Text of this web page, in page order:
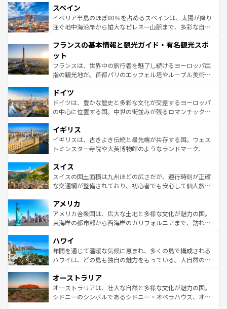
ろん、トスカーナの美しい田園風景やアマルフィ海岸の絶
景など、自然景観も見逃せない。観光の合間には、本場の
ピザやパスタなど、絶品のイタリア料理を堪能することも
ませてくれるイタリアで、忘れられない旅をしてみよう！
なお、新着のイタリア情報は
しい。
スペイン
イベリア半島のほぼ80％を占めるスペインは、太陽が降り
注ぐ地中海沿岸から雄大なピレネー山脈まで、多彩な自然
文化が根付くこの国では、情熱的なフラメンコ、熱気あふ
れる闘牛、そして美味しいタパスが生活の一部となってい
る。首都マドリードの洗練された雰囲気や、バルセロナの
アートに溢れた街角から、地方では古代ローマ遺跡や中世
せる。地方によって風土や気候が異なるスペインはその個
性で訪れる人を魅了する。 なお、新着のスペイン情報は コ
ンテンツ一覧を参照してほしい。
フランスの基本情報と観光ガイド・有名観光スポ
ット
フランスは、世界中の旅行者を魅了し続けるヨーロッパ屈
指の観光地だ。首都パリのエッフェル塔やルーブル美術館
で、幅広い魅力が詰まっている。華麗な宮殿、歴史的な大
聖堂、美しいビーチ、そして豊かな自然が、訪れる者を心
から魅了する。また、フランスは美食の国としても知ら
いる。シャンパンの発祥地であるランス、プロヴァンスの
香り高いラベンダー畑など、多彩な楽しみ方が可能だ。さ
らに、パリ以外の地域にも魅力が溢れており、どの街角に
れる地方に足を運ぶとそれぞれで全く異なる文化を体験で
きるだろう。 なお、新着のフランス情報はコンテンツ一覧
を参照してほしい。
ドイツ
ドイツは、豊かな歴史と多彩な文化が交差するヨーロッパ
の中心に位置する国。中世の街並みが残るロマンチック街
顔を持つこの国は、どこを歩いても飽きることがない。ベ
ルリンの文化的活気、バイエルン州のアルプスの絶景、そ
してライン川沿いのワイン畑といった風景は必見。ビール
は、お酒好きな人にはぜひ体験してほしい。 なお、新着の
ドイツ情報はコンテンツ一覧を参照してほしい。
イギリス
イギリスは、古きよき伝統と最先端が共存する国。ウェス
トミンスター寺院や大英博物館のようなランドマーク、歴
リアごとに異なる魅力がある。また、優雅なアフタヌーン
ティー、ビール好きにはたまらない英国パブ、サッカー観
戦など、本場だからこそできる体験も豊富。イギリスを旅
ンツ一覧を参照してほしい。
スイス
スイスの国土面積は九州ほどの広さだが、運行時刻が正確
な交通網が整備されており、初心者でも安心して個人旅行
の建物がそのまま残る町や、スイスならではのユニークな
博物館もあり、アルプス観光だけでなく町歩きも満喫する
ことができる。国民の所得が高いため物価も高いが、旅行
ば市内交通費無料で観光を楽しむこともできる。 なお、新
着のスイス情報はコンテンツ一覧 を参照してほしい。
アメリカ
アメリカ合衆国は、広大な土地と多様な文化が魅力の国。
東海岸の都市部から西海岸のカリフォルニアまで、訪れる
のような巨大都市は、観光、ショッピング、エンターテイ
ンメントが詰まった刺激的なスポットだ。一方、アメリカ
西部には大自然が広がり、グランドキャニオンやイエロー
部のニューオーリンズでは、音楽と美食が融合した独特の
文化が魅力。旅行者はアメリカの各地域で異なる魅力を楽
しみながら、その多様性と豊かな歴史を感じることができ
ハワイ
年間を通じて温暖な気候に恵まれ、多くの島で構成される
ハワイは、どの島も独自の魅力をもっている。大自然の神
ワイ島は見逃せない。また、定番の観光地といえばオアフ
島だが、静かな自然を求めるならマウイ島やカウアイ島が
おすすめ。エメラルドグリーンに輝く海をはじめ、豊かな
オーストラリア
オーストラリアは、壮大な自然と多様な文化が魅力の国。
シドニーのシンボルであるシドニー・オペラハウス、オー